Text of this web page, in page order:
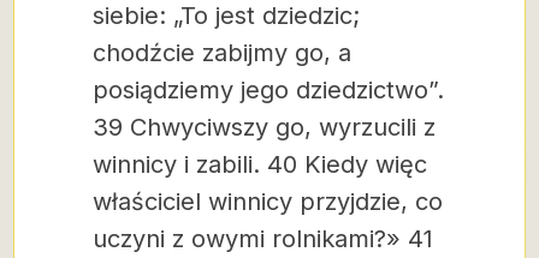
siebie: „To jest dziedzic;
chodźcie zabijmy go, a
posiądziemy jego dziedzictwo”.
39 Chwyciwszy go, wyrzucili z
winnicy i zabili. 40 Kiedy więc
właściciel winnicy przyjdzie, co
uczyni z owymi rolnikami?» 41